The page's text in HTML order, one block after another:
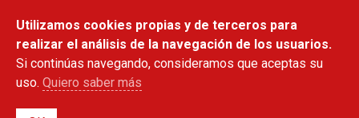
contenido
principal
Utilizamos cookies propias y de terceros para
realizar el análisis de la navegación de los usuarios.
Si continúas navegando, consideramos que aceptas su
uso. Quiero saber más